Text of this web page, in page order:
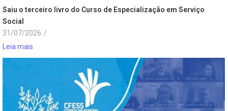
Saiu o terceiro livro do Curso de Especialização em Serviço
Social
31/07/2026 /
Leia mais